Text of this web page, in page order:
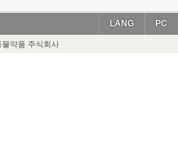
PC
LANG
물약품 주식회사